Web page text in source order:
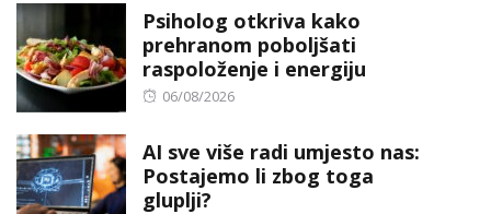
Psiholog otkriva kako
prehranom poboljšati
raspoloženje i energiju
Posted
06/08/2026
AI sve više radi umjesto nas:
Postajemo li zbog toga
gluplji?